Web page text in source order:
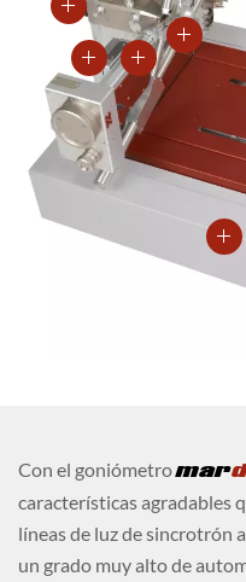
Con el goniómetromar
características agradables
líneas de luz de sincrotrón
un grado muy alto de